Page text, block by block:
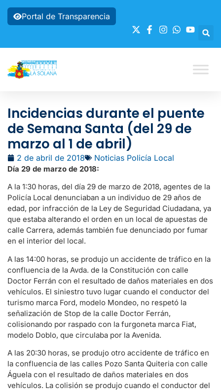
Portal de Transparencia
Incidencias durante el puente
de Semana Santa (del 29 de
marzo al 1 de abril)
2 de abril de 2018 Noticias Policía Local
Día 29 de marzo de 2018:
A la 1:30 horas, del día 29 de marzo de 2018, agentes de la
Policía Local denunciaban a un individuo de 29 años de
edad, por infracción de la Ley de Seguridad Ciudadana, ya
que estaba alterando el orden en un local de apuestas de
calle Carrera, además también fue denunciado por fumar
en el interior del local.
A las 14:00 horas, se produjo un accidente de tráfico en la
confluencia de la Avda. de la Constitución con calle
Doctor Ferrán con el resultado de daños materiales en dos
vehículos. El siniestro tuvo lugar cuando el conductor del
turismo marca Ford, modelo Mondeo, no respetó la
señalización de Stop de la calle Doctor Ferrán,
colisionando por raspado con la furgoneta marca Fiat,
modelo Doblo, que circulaba por la Avenida.
A las 20:30 horas, se produjo otro accidente de tráfico en
la confluencia de las calles Pozo Santa Quiteria con calle
Águela con el resultado de daños materiales en dos
vehículos. La colisión se produjo cuando el conductor del